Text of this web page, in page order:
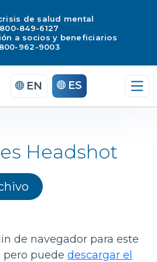
de salud mental
849-6127
a socios y beneficiarios
962-9003
EN ES
Headshot
de navegador para este
puede descargar el